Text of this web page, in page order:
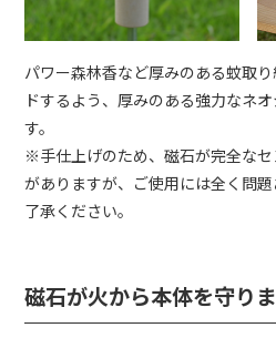
パワー森林香など厚みのある蚊取
ドするよう、厚みのある強力なネ
す。
※手仕上げのため、磁石が完全な
がありますが、ご使用には全く問
了承ください。
磁石が火から本体を守り